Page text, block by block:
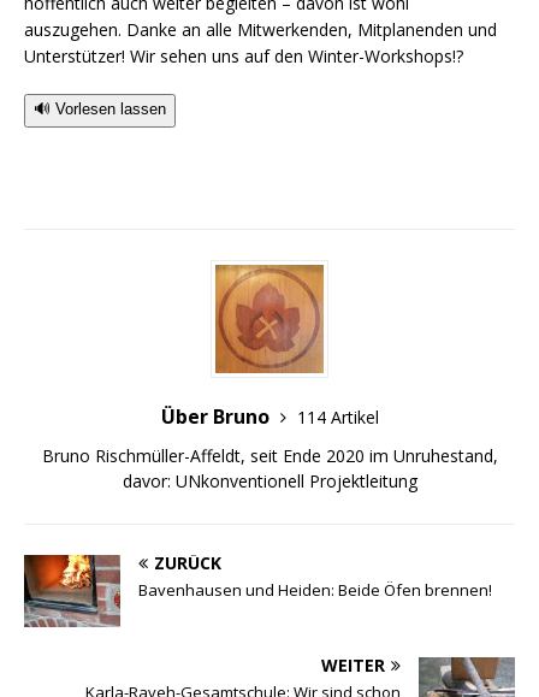
auszugehen. Danke an alle Mitwerkenden, Mitplanenden und
Unterstützer! Wir sehen uns auf den Winter-Workshops!?
🔊 Vorlesen lassen
Über Bruno
114 Artikel
Bruno Rischmüller-Affeldt, seit Ende 2020 im Unruhestand,
davor: UNkonventionell Projektleitung
ZURÜCK
Bavenhausen und Heiden: Beide Öfen brennen!
WEITER
Karla-Raveh-Gesamtschule: Wir sind schon